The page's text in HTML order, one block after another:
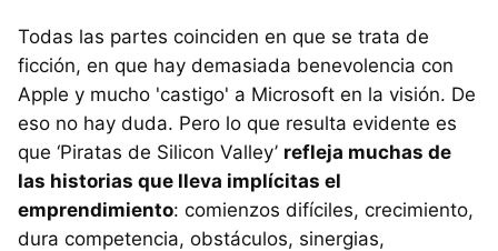
Todas las partes coinciden en que se trata de
ficción, en que hay demasiada benevolencia con
Apple y mucho 'castigo' a Microsoft en la visión. De
eso no hay duda. Pero lo que resulta evidente es
que ‘Piratas de Silicon Valley’ refleja muchas de
las historias que lleva implícitas el
emprendimiento: comienzos difíciles, crecimiento,
dura competencia, obstáculos, sinergias,